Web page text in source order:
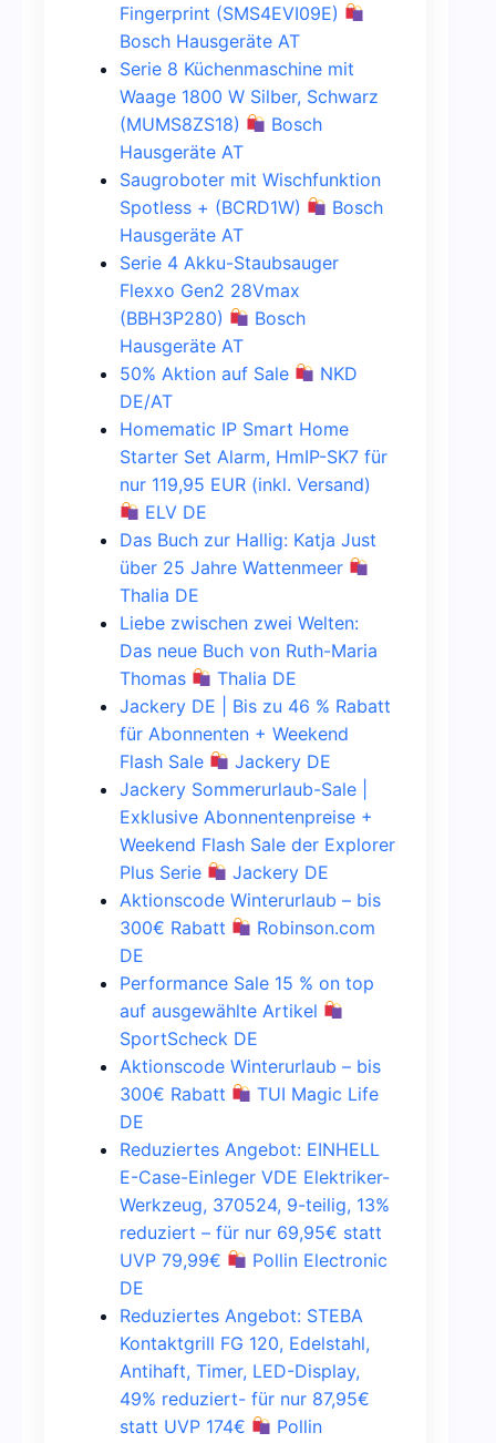
Fingerprint (SMS4EVI09E)
Bosch Hausgeräte AT
Serie 8 Küchenmaschine mit
Waage 1800 W Silber, Schwarz
(MUMS8ZS18)
Bosch
Hausgeräte AT
Saugroboter mit Wischfunktion
Spotless + (BCRD1W)
Bosch
Hausgeräte AT
Serie 4 Akku-Staubsauger
Flexxo Gen2 28Vmax
(BBH3P280)
Bosch
Hausgeräte AT
50% Aktion auf Sale
NKD
DE/AT
Homematic IP Smart Home
Starter Set Alarm, HmIP-SK7 für
nur 119,95 EUR (inkl. Versand)
ELV DE
Das Buch zur Hallig: Katja Just
über 25 Jahre Wattenmeer
Thalia DE
Liebe zwischen zwei Welten:
Das neue Buch von Ruth-Maria
Thomas
Thalia DE
Jackery DE | Bis zu 46 % Rabatt
für Abonnenten + Weekend
Flash Sale
Jackery DE
Jackery Sommerurlaub-Sale |
Exklusive Abonnentenpreise +
Weekend Flash Sale der Explorer
Plus Serie
Jackery DE
Aktionscode Winterurlaub – bis
300€ Rabatt
Robinson.com
DE
Performance Sale 15 % on top
auf ausgewählte Artikel
SportScheck DE
Aktionscode Winterurlaub – bis
300€ Rabatt
TUI Magic Life
DE
Reduziertes Angebot: EINHELL
E-Case-Einleger VDE Elektriker-
Werkzeug, 370524, 9-teilig, 13%
reduziert – für nur 69,95€ statt
UVP 79,99€
Pollin Electronic
DE
Reduziertes Angebot: STEBA
Kontaktgrill FG 120, Edelstahl,
Antihaft, Timer, LED-Display,
49% reduziert- für nur 87,95€
statt UVP 174€
Pollin